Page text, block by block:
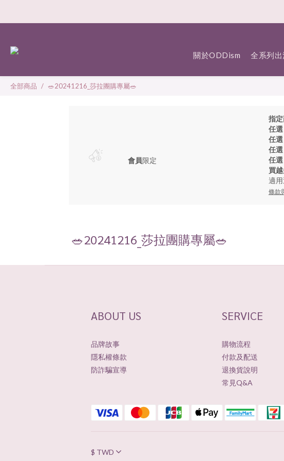
關於ODDism 全系列
全部商品 🥗20241216_莎拉團購專屬🥗
會員限定
指定
任
任
任
任
買
適用
條款
🥗20241216_莎拉團購專屬🥗
ABOUT US
品牌故事
隱私權條款
防詐騙宣導
SERVICE
購物流程
付款及配送
退換貨說明
常見Q&A
$ TWD